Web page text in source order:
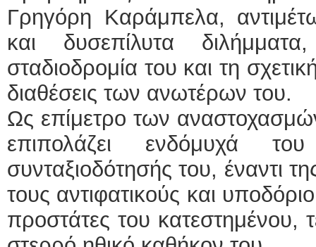
Γρηγόρη Καράμπελα,
και δυσεπίλυτα
σταδιοδρομία του και τη
διαθέσεις των ανωτέρων του.
Ως επίμετρο των
επιπολάζει ενδόμυχά
συνταξιοδότησής του, έναντι
τους αντιφατικούς και
προστάτες του κατεστημένου,